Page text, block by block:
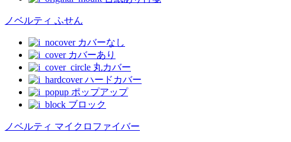
ノベルティ ふせん
カバーなし
カバーあり
丸カバー
ハードカバー
ポップアップ
ブロック
ノベルティ マイクロファイバー